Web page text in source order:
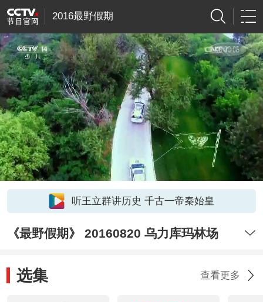
2016最野假期
听王立群讲历史 千古一帝秦始皇
《最野假期》 20160820 乌力库玛林场
选集 查看更多